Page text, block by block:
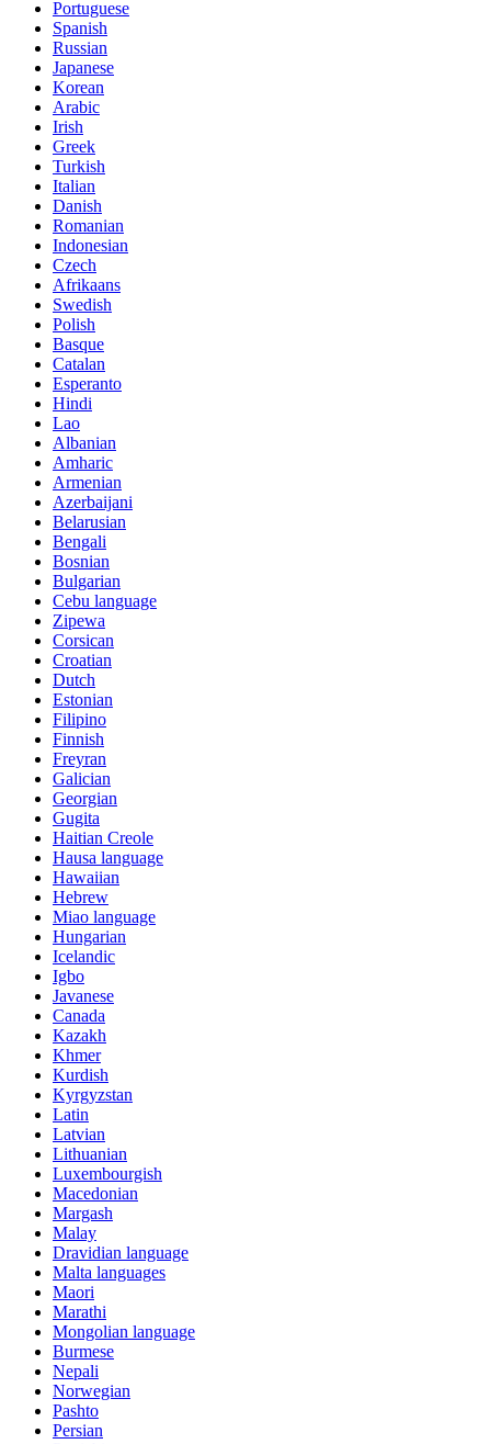
Portuguese
Spanish
Russian
Japanese
Korean
Arabic
Irish
Greek
Turkish
Italian
Danish
Romanian
Indonesian
Czech
Afrikaans
Swedish
Polish
Basque
Catalan
Esperanto
Hindi
Lao
Albanian
Amharic
Armenian
Azerbaijani
Belarusian
Bengali
Bosnian
Bulgarian
Cebu language
Zipewa
Corsican
Croatian
Dutch
Estonian
Filipino
Finnish
Freyran
Galician
Georgian
Gugita
Haitian Creole
Hausa language
Hawaiian
Hebrew
Miao language
Hungarian
Icelandic
Igbo
Javanese
Canada
Kazakh
Khmer
Kurdish
Kyrgyzstan
Latin
Latvian
Lithuanian
Luxembourgish
Macedonian
Margash
Malay
Dravidian language
Malta languages
Maori
Marathi
Mongolian language
Burmese
Nepali
Norwegian
Pashto
Persian